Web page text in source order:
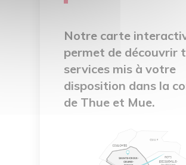
Notre carte
permet de découvrir
services mis à votre
disposition dans la
de Thue et Mue.